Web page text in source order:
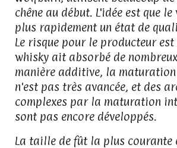
chêne au début. L'idée est que
plus rapidement un état de
Le risque pour le producteur est
whisky ait absorbé de
manière additive, la
n'est pas très avancée, et des
complexes par la maturation
sont pas encore développés.
La taille de fût la plus courante